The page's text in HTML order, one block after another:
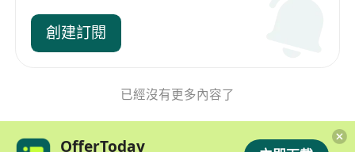
創建訂閱
已經沒有更多內容了
OfferToday